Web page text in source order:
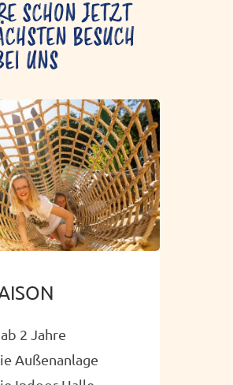
SCHON JETZT
BESUCH
UNS
2 Jahre
Außenanlage